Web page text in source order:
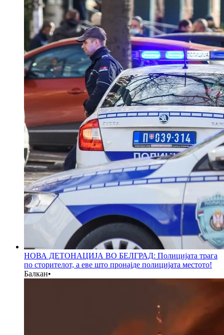
НОВА ДЕТОНАЦИЈА ВО БЕЛГРАД: Полицијата трага
по сторителот, а еве што пронајде полицијата местото!
Балкан•